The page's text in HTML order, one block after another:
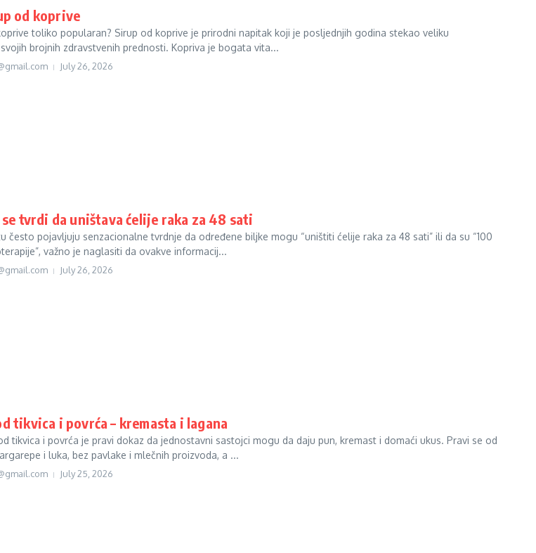
od koprive
toliko popularan? Sirup od koprive je prirodni napitak koji je posljednjih godina stekao veliku
brojnih zdravstvenih prednosti. Kopriva je bogata vita...
July 26, 2026
tvrdi da uništava ćelije raka za 48 sati
često pojavljuju senzacionalne tvrdnje da određene biljke mogu “uništiti ćelije raka za 48 sati” ili da su “100
važno je naglasiti da ovakve informacij...
July 26, 2026
tikvica i povrća – kremasta i lagana
tikvica i povrća je pravi dokaz da jednostavni sastojci mogu da daju pun, kremast i domaći ukus. Pravi se od
i luka, bez pavlake i mlečnih proizvoda, a ...
July 25, 2026